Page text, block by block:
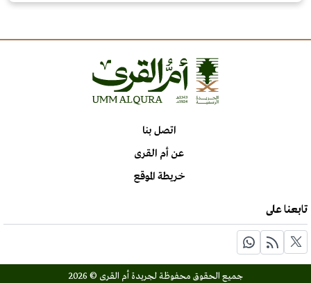
اتصل بنا
عن أم القرى
خريطة الموقع
تابعنا على
جميع الحقوق محفوظة لجريدة أم القرى © 2026